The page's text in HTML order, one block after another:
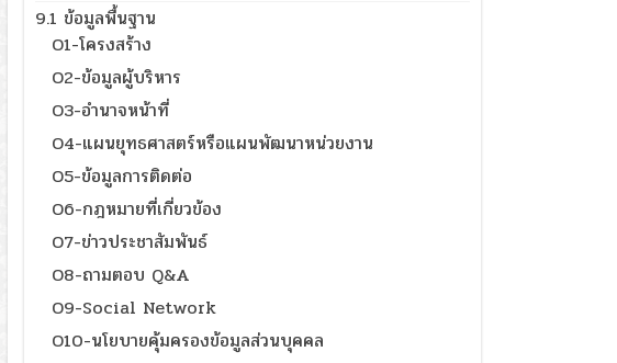
9.1 ข้อมูลพื้นฐาน
O1-โครงสร้าง
O2-ข้อมูลผู้บริหาร
O3-อำนาจหน้าที่
O4-แผนยุทธศาสตร์หรือแผนพัฒนาหน่วยงาน
O5-ข้อมูลการติดต่อ
O6-กฎหมายที่เกี่ยวข้อง
O7-ข่าวประชาสัมพันธ์
O8-ถามตอบ Q&A
O9-Social Network
O10-นโยบายคุ้มครองข้อมูลส่วนบุคคล